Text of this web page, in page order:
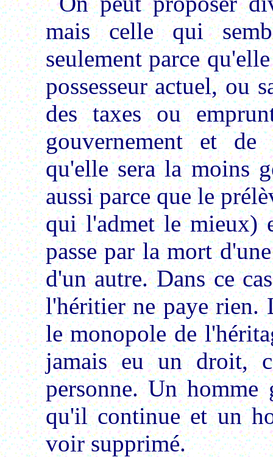
mais celle qui
seulement parce
possesseur actuel, ou
des taxes ou
gouvernement et
qu'elle sera la moins
aussi parce que le
qui l'admet le mieux)
passe par la mort
d'un autre. Dans ce
l'héritier ne paye rien.
le monopole de
jamais eu un droit,
personne. Un homme
qu'il continue et un
voir supprimé.